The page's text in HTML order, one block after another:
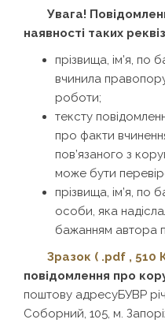
Увага!
наявності таких
прізвища, ім’я, по
вчинила
роботи;
тексту
про факти
пов’язаного з
може бути
прізвища, ім’я, по
особи, яка
бажанням автора
Зразок ( .pdf , 510
повідомлення про
поштову адресуБУВР
Соборний, 105, м.